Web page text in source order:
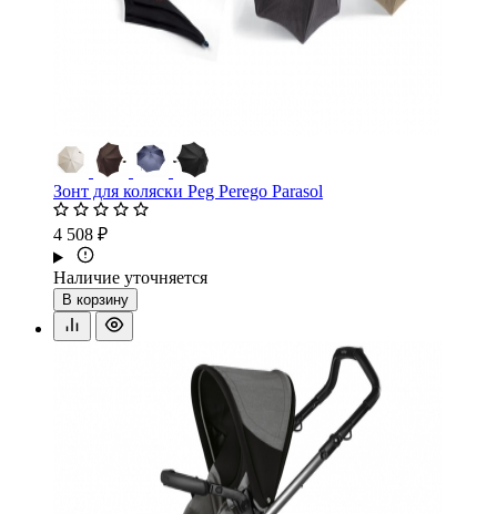
Зонт для коляски Peg Perego Parasol
4 508 ₽
Наличие уточняется
В корзину